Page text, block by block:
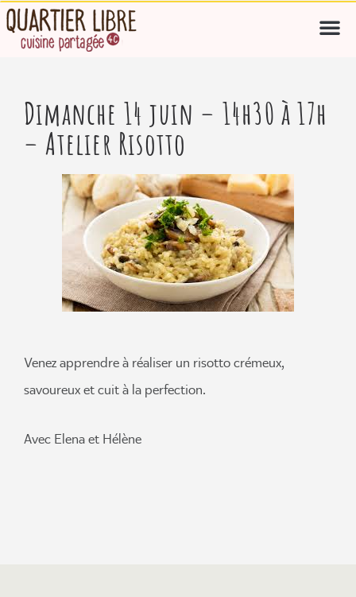
Dimanche 14 juin – 14h30 à 17h
– Atelier Risotto
Venez apprendre à réaliser un risotto crémeux,
savoureux et cuit à la perfection.
Avec Elena et Hélène